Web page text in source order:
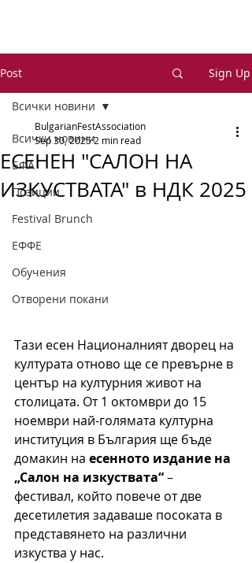
Post Sign Up
Всички новини
БФА
Позиции
Festival Brunch
ЕФФЕ
Обучения
Отворени покани
Всички новини
ЕСЕНЕН "САЛОН НА
ИЗКУСТВАТА" в НДК 2025
BulgarianFestAssociation
Sep 30, 20252 min read
Тази есен Националният дворец на
културата отново ще се превърне в
център на културния живот на
столицата. От 1 октомври до 15
ноември най-голямата културна
институция в България ще бъде
домакин на есенното издание на
„Салон на изкуствата“ –
фестивал, който повече от две
десетилетия задаваше посоката в
представянето на различни
изкуства у нас.